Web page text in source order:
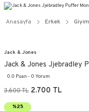
Anasayfa Erkek Giyim
Jack & Jones
Jack & Jones Jjebradley
0.0 Puan - 0 Yorum
3.600 TL 2.700 TL
%25